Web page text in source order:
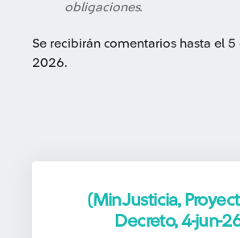
obligaciones.
Se recibirán comentarios hasta el
2026.
(MinJusticia,
Decreto, 4-jun-